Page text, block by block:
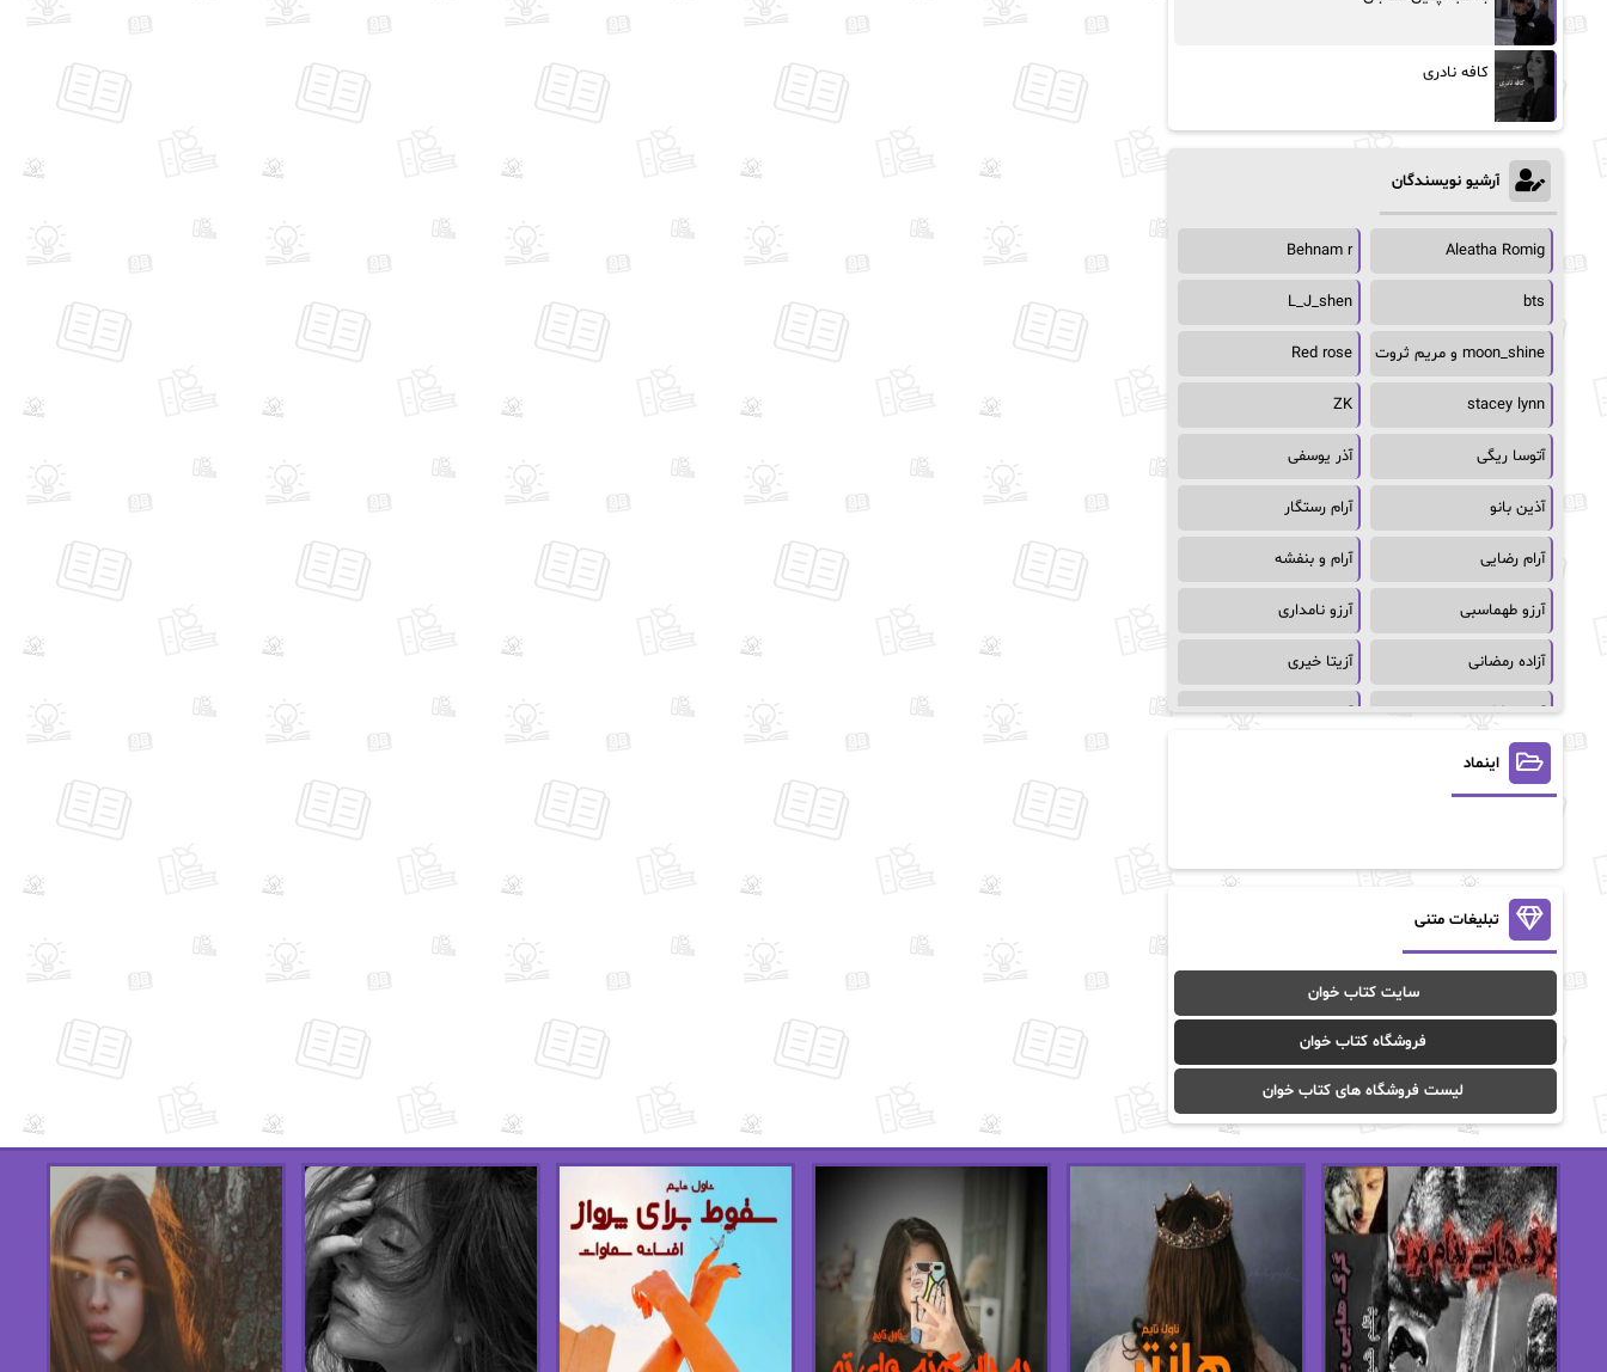
کافه نادری
آرشیو نویسندگان
Aleatha Romig
Behnam r
bts
L_J_shen
moon_shine و مریم ثروت Red rose
stacey lynn
ZK
آتوسا ریگی آذر یوسفی
آذین بانو آرام رستگار
آرام رضایی آرام و بنفشه
آرزو طهماسبی آرزو نامداری
آزاده رمضانی آزیتا خیری
آسمان64 آسمان۶۵
آسیه احمدی
آن ماری سلینکو آنا تاد
آنالیا
آوا موسوی آیدا (Aixi)
آیدا باقری آیسان صادقی
ا_اصغر زاده ا_اصغرزاده
اریک مورگنشترن از نیلوفر لاری
استفانی مهیر استل مسکم
اسما کافی اصغر زاده
افسانه سماوات اکرم محمدی
ال جی اسمیت الف صاد
اینماد
تبلیغات متنی
سایت کتاب خوان
فروشگاه کتاب خوان
لیست فروشگاه های کتاب خوان